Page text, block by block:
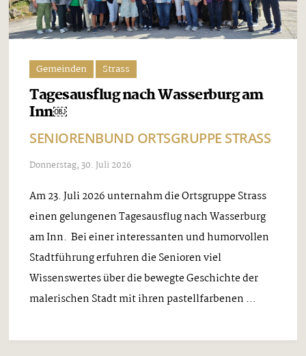
Gemeinden Strass
Tagesausflug nach Wasserburg am
Inn￼
SENIORENBUND ORTSGRUPPE STRASS
Donnerstag, 30. Juli 2026
Am 23. Juli 2026 unternahm die Ortsgruppe Strass
einen gelungenen Tagesausflug nach Wasserburg
am Inn. Bei einer interessanten und humorvollen
Stadtführung erfuhren die Senioren viel
Wissenswertes über die bewegte Geschichte der
malerischen Stadt mit ihren pastellfarbenen ...